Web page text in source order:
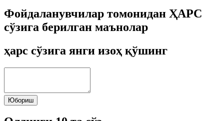
Фойдаланувчилар томонидан ҲАРС
сўзига берилган маънолар
ҳарс сўзига янги изоҳ қўшинг
Юбориш